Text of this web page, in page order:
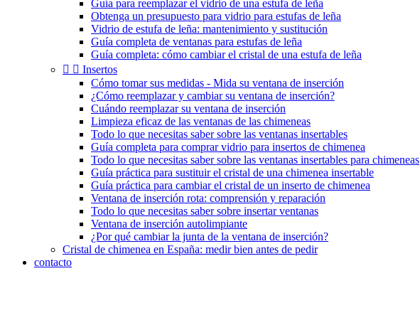
Guía para reemplazar el vidrio de una estufa de leña
Obtenga un presupuesto para vidrio para estufas de leña
Vidrio de estufa de leña: mantenimiento y sustitución
Guía completa de ventanas para estufas de leña
Guía completa: cómo cambiar el cristal de una estufa de leña
  Insertos
Cómo tomar sus medidas - Mida su ventana de inserción
¿Cómo reemplazar y cambiar su ventana de inserción?
Cuándo reemplazar su ventana de inserción
Limpieza eficaz de las ventanas de las chimeneas
Todo lo que necesitas saber sobre las ventanas insertables
Guía completa para comprar vidrio para insertos de chimenea
Todo lo que necesitas saber sobre las ventanas insertables para chimeneas
Guía práctica para sustituir el cristal de una chimenea insertable
Guía práctica para cambiar el cristal de un inserto de chimenea
Ventana de inserción rota: comprensión y reparación
Todo lo que necesitas saber sobre insertar ventanas
Ventana de inserción autolimpiante
¿Por qué cambiar la junta de la ventana de inserción?
Cristal de chimenea en España: medir bien antes de pedir
contacto